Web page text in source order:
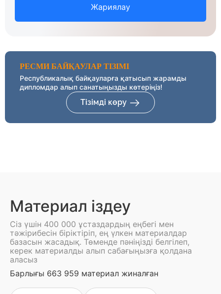
Жариялау
РЕСМИ БАЙҚАУЛАР ТІЗІМІ
Республикалық байқауларға қатысып жарамды
дипломдар алып санатыңызды көтеріңіз!
Тізімді көру
Материал іздеу
Сіз үшін 400 000 ұстаздардың еңбегі мен
тәжірибесін біріктіріп, ең үлкен материалдар
базасын жасадық. Төменде пәніңізді белгілеп,
керек материалды алып сабағыңызға қолдана
аласыз
Барлығы 663 959 материал жиналған